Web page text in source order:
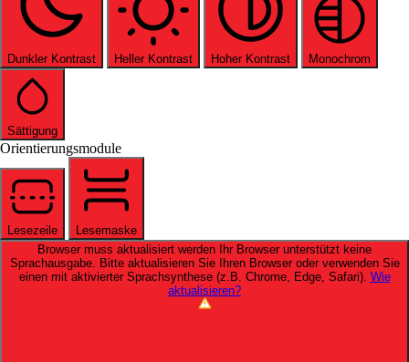
Dunkler Kontrast Heller Kontrast Hoher Kontrast Monochrom
Sättigung
Orientierungsmodule
Lesezeile
Lesemaske
Browser muss aktualisiert werden Ihr Browser unterstützt keine
Sprachausgabe. Bitte aktualisieren Sie Ihren Browser oder verwenden Sie
einen mit aktivierter Sprachsynthese (z.B. Chrome, Edge, Safari). Wie
aktualisieren?